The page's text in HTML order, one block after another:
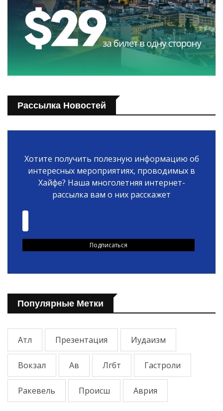
Рассылка Новостей
Хотите получить полезную информацию об
интересных мероприятиях, проводимых в
Хайфе? Наша многолетняя интернет-
рассылка вам о них расскажет
Популярные Метки
Атл Презентация Иудаизм
Вокзал Ав Лгбт Гастроли
Ракевель Происш Аврия